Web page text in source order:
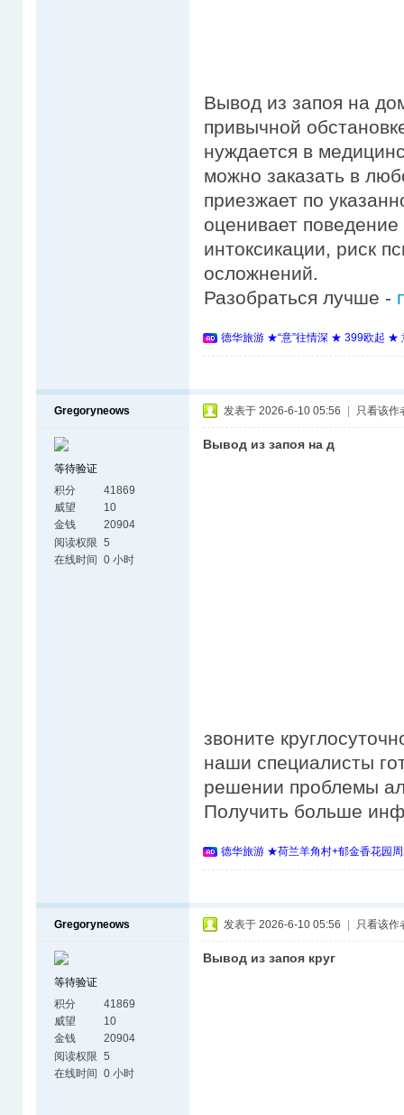
Вывод из запоя на
привычной
нуждается в
можно заказать в
приезжает по
оценивает
интоксикации, риск
осложнений.
Разобраться лучше -
德华旅游 ★“意”往情深 ★ 399欧起 ★
Gregoryneows
等待验证
积分
41869
威望
10
金钱
20904
阅读权限 5
在线时间 0 小时
发表于 2026-6-10 05:56 只看该作
Вывод из запоя на д
звоните
наши специалисты
решении проблемы
Получить больше
德华旅游 ★荷兰羊角村+郁金香花园
Gregoryneows
等待验证
积分
41869
威望
10
金钱
20904
阅读权限 5
在线时间 0 小时
发表于 2026-6-10 05:56 只看该作
Вывод из запоя круг